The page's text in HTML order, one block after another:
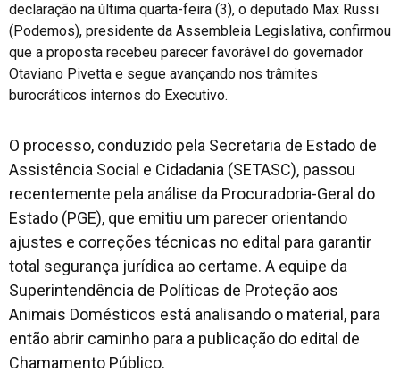
declaração na última quarta-feira (3), o deputado Max Russi
(Podemos), presidente da Assembleia Legislativa, confirmou
que a proposta recebeu parecer favorável do governador
Otaviano Pivetta e segue avançando nos trâmites
burocráticos internos do Executivo.
O processo, conduzido pela Secretaria de Estado de
Assistência Social e Cidadania (SETASC), passou
recentemente pela análise da Procuradoria-Geral do
Estado (PGE), que emitiu um parecer orientando
ajustes e correções técnicas no edital para garantir
total segurança jurídica ao certame. A equipe da
Superintendência de Políticas de Proteção aos
Animais Domésticos está analisando o material, para
então abrir caminho para a publicação do edital de
Chamamento Público.